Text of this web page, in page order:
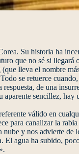
Su historia ha
que no sé si
lleva el nombre
se retuerce
de una
sencillez,
válido en
para canalizar la
nube y nos advierte
agua ha subido,